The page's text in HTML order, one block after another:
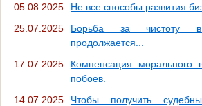
05.08.2025
Не все способы развития
25.07.2025
Борьба за чистоту
продолжается...
17.07.2025
Компенсация морального
побоев.
14.07.2025
Чтобы получить